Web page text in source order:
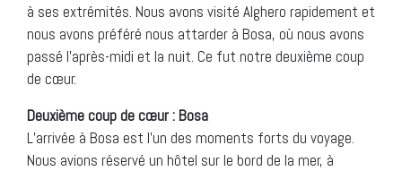
à ses extrémités. Nous avons visité Alghero rapidement et
nous avons préféré nous attarder à Bosa, où nous avons
passé l’après-midi et la nuit. Ce fut notre deuxième coup
de cœur.
Deuxième coup de cœur : Bosa
L’arrivée à Bosa est l’un des moments forts du voyage.
Nous avions réservé un hôtel sur le bord de la mer, à